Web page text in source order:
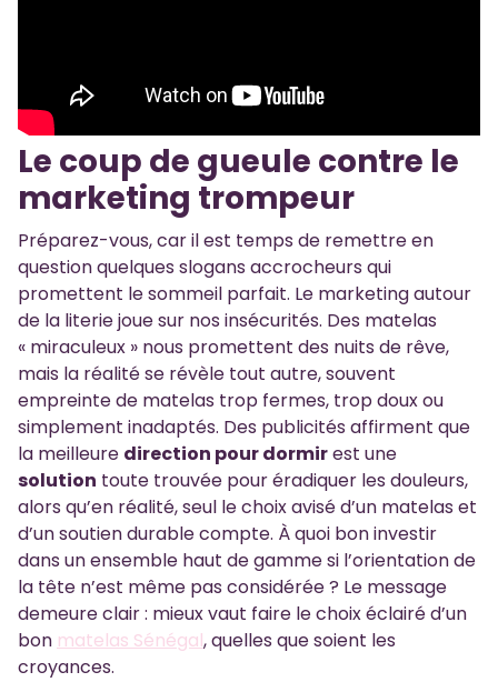
Le coup de gueule contre le
marketing trompeur
Préparez-vous, car il est temps de remettre en
question quelques slogans accrocheurs qui
promettent le sommeil parfait. Le marketing autour
de la literie joue sur nos insécurités. Des matelas
« miraculeux » nous promettent des nuits de rêve,
mais la réalité se révèle tout autre, souvent
empreinte de matelas trop fermes, trop doux ou
simplement inadaptés. Des publicités affirment que
la meilleure direction pour dormirest une
solution toute trouvée pour éradiquer les douleurs,
alors qu’en réalité, seul le choix avisé d’un matelas et
d’un soutien durable compte. À quoi bon investir
dans un ensemble haut de gamme si l’orientation de
la tête n’est même pas considérée ? Le message
demeure clair : mieux vaut faire le choix éclairé d’un
bon matelas Sénégal, quelles que soient les
croyances.